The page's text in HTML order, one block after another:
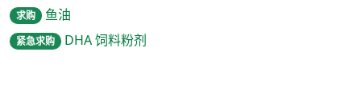
求购 鱼油
紧急求购 DHA 饲料粉剂